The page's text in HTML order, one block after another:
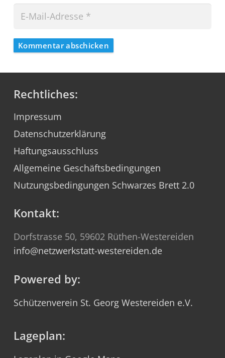
Kommentar abschicken
Rechtliches:
Impressum
Datenschutzerklärung
Haftungsausschluss
Allgemeine Geschäftsbedingungen
Nutzungsbedingungen Schwarzes Brett 2.0
Kontakt:
Dorfstrasse 50, 59602 Rüthen-Westereiden
info@netzwerkstatt-westereiden.de
Powered by:
Schützenverein St. Georg Westereiden e.V.
Lageplan: